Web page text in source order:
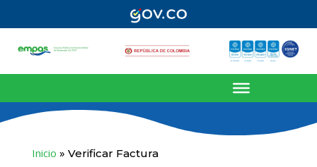
Inicio » Verificar Factura